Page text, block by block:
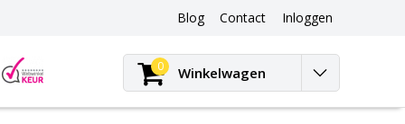
Blog
Blog
Contact Inloggen
0 Winkelwagen